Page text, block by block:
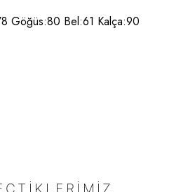
Göğüs:80 Bel:61 Kalça:90